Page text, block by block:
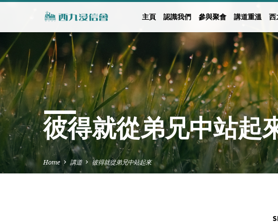
主頁 認識我們 參與聚會 講道重溫 西
彼得就從弟兄中站起
Home 講道 彼得就從弟兄中站起來